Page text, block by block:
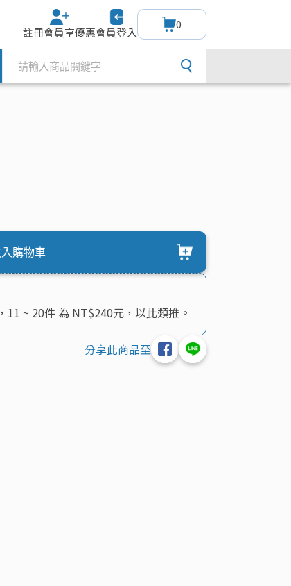
註冊會員享優惠會員登入
0
購物車
~ 20件 為 NT$240元，以此類推。
分享此商品至